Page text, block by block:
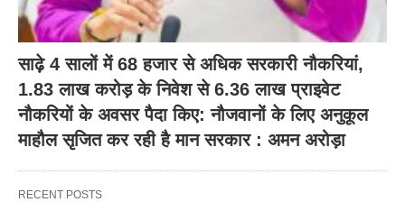
साढ़े 4 सालों में 68 हजार से अधिक सरकारी नौकरियां,
1.83 लाख करोड़ के निवेश से 6.36 लाख प्राइवेट
नौकरियों के अवसर पैदा किए: नौजवानों के लिए अनुकूल
माहौल सृजित कर रही है मान सरकार : अमन अरोड़ा
RECENT POSTS